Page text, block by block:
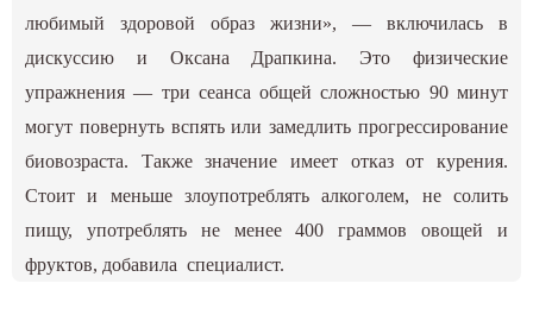
любимый здоровой образ жизни», — включилась в
дискуссию и Оксана Драпкина. Это физические
упражнения — три сеанса общей сложностью 90 минут
могут повернуть вспять или замедлить прогрессирование
биовозраста. Также значение имеет отказ от курения.
Стоит и меньше злоупотреблять алкоголем, не солить
пищу, употреблять не менее 400 граммов овощей и
фруктов, добавила специалист.